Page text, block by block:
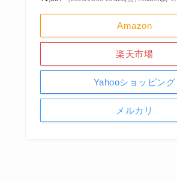
Amazon
楽天市場
Yahooショッピング
メルカリ